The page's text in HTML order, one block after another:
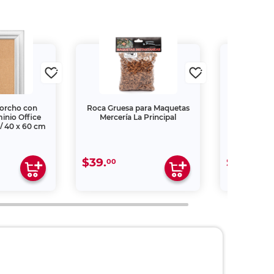
con
Office
40 x 60 cm
Roca Gruesa para Maquetas
Mercería La Principal
$39.00 $499.